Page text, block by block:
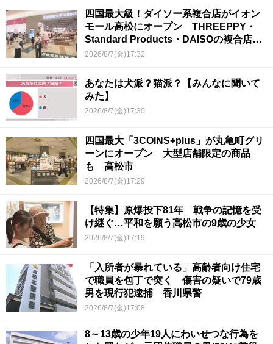
四国最大級！ダイソー系複合店がイオン
モール高松にオープン THREEPPY・
Standard Products・DAISOの複合店は
香川県初
2026/8/7(金)17:32
あなたは犬派？猫派？【みんなに聞いて
みた】
2026/8/7(金)17:30
四国最大「3COINS+plus」が丸亀町グリ
ーンにオープン 大型店舗限定の商品
も 高松市
2026/8/7(金)17:29
【特集】原爆投下81年 戦争の記憶を受
け継ぐ…平和を願う高松市の9歳の少女
2026/8/7(金)17:19
「入所者が暴れている」高齢者向け住宅
で職員を包丁で突く 傷害の疑いで79歳
男を現行犯逮捕 香川県警
2026/8/7(金)17:08
8～13歳の少年19人にわいせつな行為を